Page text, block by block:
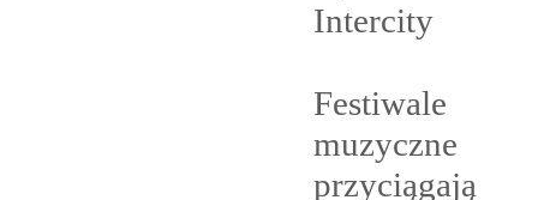
Intercity
Festiwale
muzyczne
przyciągają